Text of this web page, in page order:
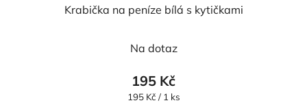
Krabička na peníze bílá s kytičkami
hodnocení
produktu
je
Na dotaz
195 Kč
Měrná
195 Kč / 1 ks